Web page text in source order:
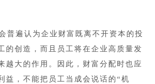
普遍认为企业财富既离不开资本的投
的创造，而且员工将在企业高质量发
越大的作用。因此，财富分配时也应
益，不能把员工当成会说话的“机